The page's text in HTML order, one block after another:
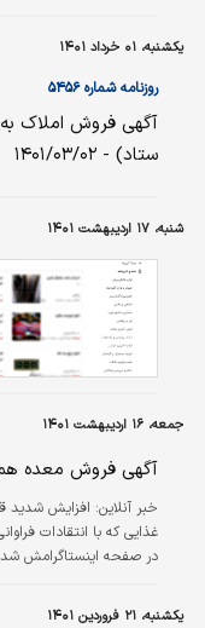
یکشنبه، ۰۱ خرداد ۱۴۰۱
روزنامه شماره ۵۴۵۶
آگهی فروش املاک
ستاد) - ۱۴۰۱/۰۳/۰۲
شنبه، ۱۷ اردیبهشت ۱۴۰۱
جمعه، ۱۶ اردیبهشت ۱۴۰۱
آگهی فروش معده
خبر آنلاین: افزایش شدید
غذایی که با انتقادات
در صفحه اینستاگرامش
یکشنبه، ۲۱ فروردین ۱۴۰۱